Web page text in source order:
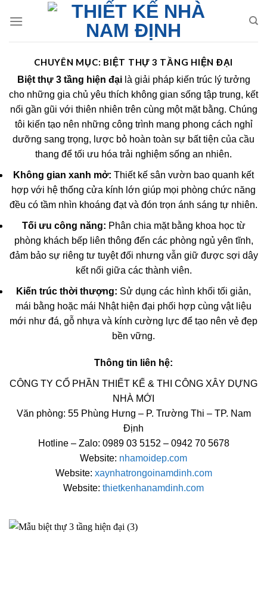
CHUYÊN MỤC: BIỆT THỰ 3 TẦNG HIỆN ĐẠI
Biệt thự 3 tầng hiện đạilà giải pháp kiến trúc lý tưởng
cho những gia chủ yêu thích không gian sống tập trung, kết
nối gần gũi với thiên nhiên trên cùng một mặt bằng. Chúng
tôi kiến tạo nên những công trình mang phong cách nghỉ
dưỡng sang trọng, lược bỏ hoàn toàn sự bất tiện của cầu
thang để tối ưu hóa trải nghiệm sống an nhiên.
Không gian xanh mở: Thiết kế sân vườn bao quanh kết
hợp với hệ thống cửa kính lớn giúp mọi phòng chức năng
đều có tầm nhìn khoáng đạt và đón trọn ánh sáng tự nhiên.
Tối ưu công năng: Phân chia mặt bằng khoa học từ
phòng khách bếp liên thông đến các phòng ngủ yên tĩnh,
đảm bảo sự riêng tư tuyệt đối nhưng vẫn giữ được sợi dây
kết nối giữa các thành viên.
Kiến trúc thời thượng: Sử dụng các hình khối tối giản,
mái bằng hoặc mái Nhật hiện đại phối hợp cùng vật liệu
mới như đá, gỗ nhựa và kính cường lực để tạo nên vẻ đẹp
bền vững.
Thông tin liên hệ:
CÔNG TY CỔ PHẦN THIẾT KẾ & THI CÔNG XÂY DỰNG
NHÀ MỚI
Văn phòng: 55 Phùng Hưng – P. Trường Thi – TP. Nam
Định
Hotline – Zalo: 0989 03 5152 – 0942 70 5678
Website: nhamoidep.com
Website: xaynhatrongoinamdinh.com
Website: thietkenhanamdinh.com